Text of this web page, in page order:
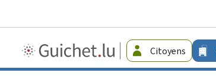
Guichet.lu
-
Citoyens